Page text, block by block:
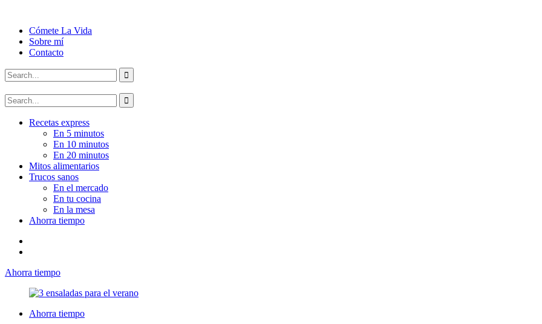
Cómete La Vida
Sobre mí
Contacto
Recetas express
En 5 minutos
En 10 minutos
En 20 minutos
Mitos alimentarios
Trucos sanos
En el mercado
En tu cocina
En la mesa
Ahorra tiempo
Ahorra tiempo
Ahorra tiempo